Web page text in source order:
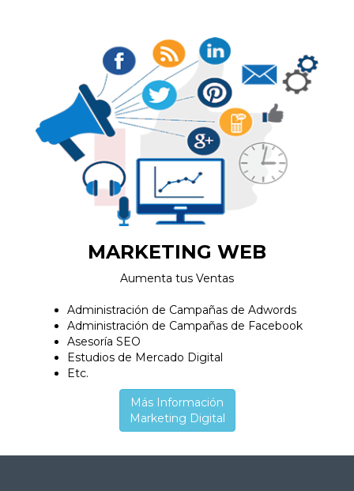
MARKETING WEB
Aumenta tus Ventas
Administración de Campañas de Adwords
Administración de Campañas de Facebook
Asesoría SEO
Estudios de Mercado Digital
Etc.
Más Información
Marketing Digital